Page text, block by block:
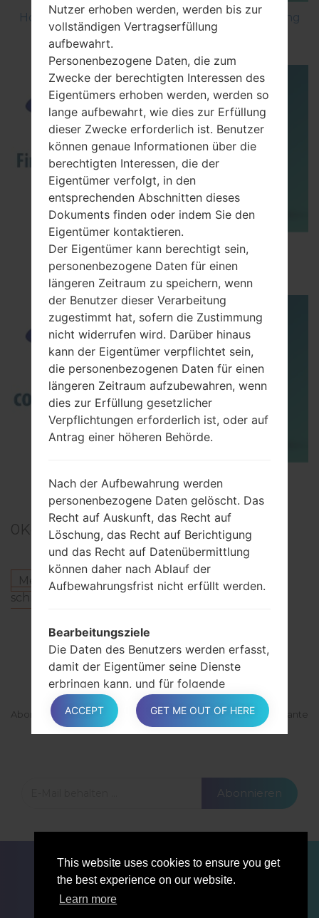
This website uses cookies to ensure you get
the best experience on our website.
Learn more
How to Factory Reset through code on Samsung
GT-S5560?
How to Flash Stock Firmware on Samsung
Smartphone using Odin?
TOP 5 SECRET CODES for Samsung
0Kommentare
Melden Sie sich anum einen Kommentar zu
schreiben.
ABONNIEREN
Abonnieren Sie unsere Mailingliste und erhalten Sie interessante
Materialien und Updates per E-Mail.
Abonnieren
NUTZUNGSBEDINGUNGEN
Nutzer erhoben werden, werden bis zur
vollständigen Vertragserfüllung
aufbewahrt.
Personenbezogene Daten, die zum
Zwecke der berechtigten Interessen des
Eigentümers erhoben werden, werden so
lange aufbewahrt, wie dies zur Erfüllung
dieser Zwecke erforderlich ist. Benutzer
können genaue Informationen über die
berechtigten Interessen, die der
Eigentümer verfolgt, in den
entsprechenden Abschnitten dieses
Dokuments finden oder indem Sie den
Eigentümer kontaktieren.
Der Eigentümer kann berechtigt sein,
personenbezogene Daten für einen
längeren Zeitraum zu speichern, wenn
der Benutzer dieser Verarbeitung
zugestimmt hat, sofern die Zustimmung
nicht widerrufen wird. Darüber hinaus
kann der Eigentümer verpflichtet sein,
die personenbezogenen Daten für einen
längeren Zeitraum aufzubewahren, wenn
dies zur Erfüllung gesetzlicher
Verpflichtungen erforderlich ist, oder auf
Antrag einer höheren Behörde.
Nach der Aufbewahrung werden
personenbezogene Daten gelöscht. Das
Recht auf Auskunft, das Recht auf
Löschung, das Recht auf Berichtigung
und das Recht auf Datenübermittlung
können daher nach Ablauf der
Aufbewahrungsfrist nicht erfüllt werden.
Bearbeitungsziele
Die Daten des Benutzers werden erfasst,
damit der Eigentümer seine Dienste
erbringen kann, und für folgende
Zwecke: Verwalten Sie Kontakte, senden
Sie Nachrichten und kommentieren Sie
den Inhalt.
In den entsprechenden Abschnitten
dieses Dokuments finden Benutzer
zum Zweck der Verarbeitung und die für
persönlichen Daten.
ACCEPT GET ME OUT OF HERE